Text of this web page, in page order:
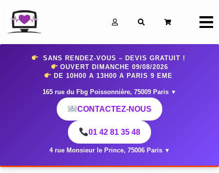
SANS RENDEZ-VOUS – DEVIS GRATUIT !
OUVERT DIMANCHE 09/08/2026
DE 10H00 A 13H00 A PARIS 9 EME
165 rue du Fbg Poissonnière, 75009 Paris ▼
CONTACTEZ-NOUS
01 42 81 35 48
4 rue Monsieur le Prince, 75006 Paris ▼